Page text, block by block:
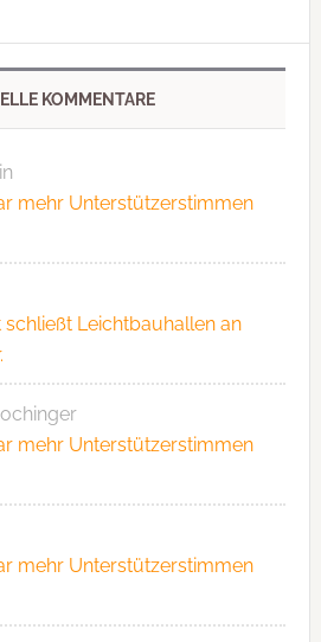
KOMMENTARE
mehr Unterstützerstimmen
Leichtbauhallen an
mehr Unterstützerstimmen
mehr Unterstützerstimmen